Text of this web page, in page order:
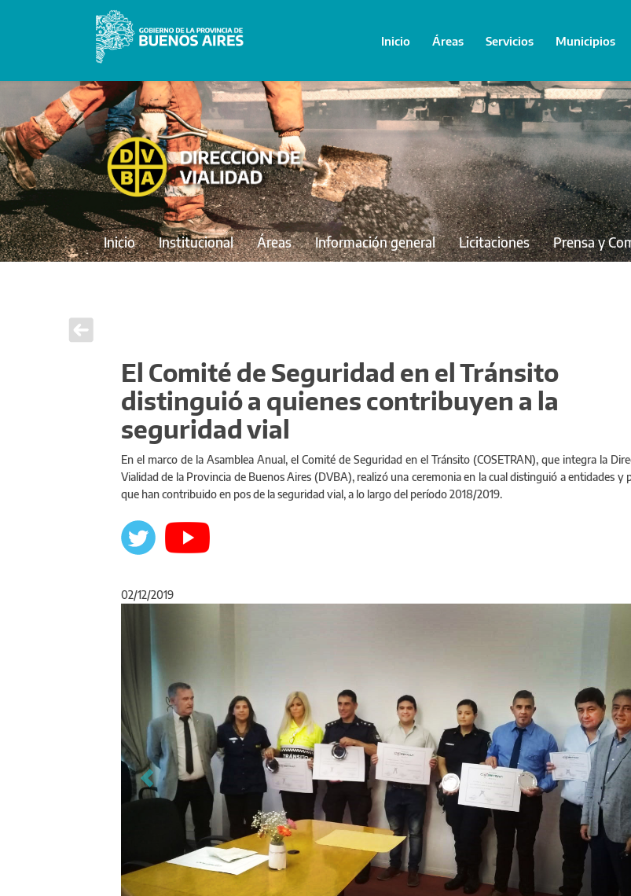
Inicio Áreas Servicios Municipios
Inicio Institucional Áreas Información general Licitaciones Prensa y
El Comité de Seguridad en el Tránsito
distinguió a quienes contribuyen a la
seguridad vial
En el marco de la Asamblea Anual, el Comité de Seguridad en el Tránsito (COSETRAN), que integra la
Vialidad de la Provincia de Buenos Aires (DVBA), realizó una ceremonia en la cual distinguió a entidades y
que han contribuido en pos de la seguridad vial, a lo largo del período 2018/2019.
02/12/2019